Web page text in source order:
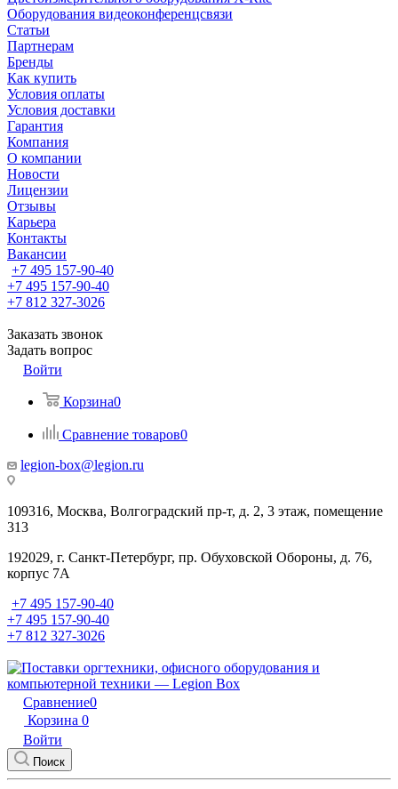
Оборудования видеоконференцсвязи
Статьи
Партнерам
Бренды
Как купить
Условия оплаты
Условия доставки
Гарантия
Компания
О компании
Новости
Лицензии
Отзывы
Карьера
Контакты
Вакансии
+7 495 157-90-40
+7 495 157-90-40
+7 812 327-3026
Заказать звонок
Задать вопрос
Войти
Корзина0
Сравнение товаров0
legion-box@legion.ru
109316, Москва, Волгоградский пр-т, д. 2, 3 этаж, помещение
313
192029, г. Санкт-Петербург, пр. Обуховской Обороны, д. 76,
корпус 7А
+7 495 157-90-40
+7 495 157-90-40
+7 812 327-3026
Сравнение0
Корзина 0
Войти
Поиск